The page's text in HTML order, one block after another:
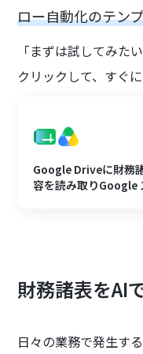
ロー自動化のテン
「まずは試してみた
クリックして、すぐ
Google Driveに財務
容を読み取りGoogle
財務諸表をAI
日々の業務で発生す